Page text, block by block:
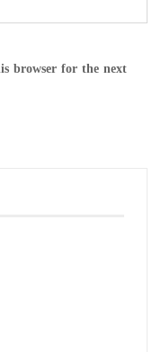
browser for the next